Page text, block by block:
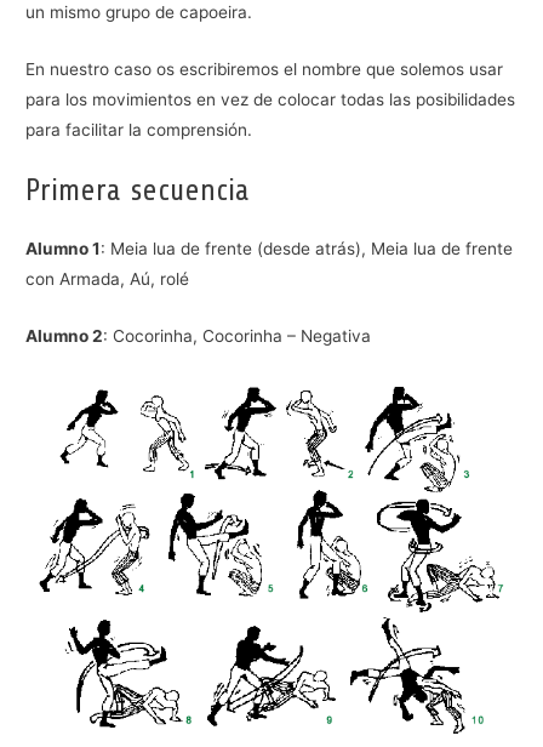
un mismo grupo de capoeira.
En nuestro caso os escribiremos el nombre que solemos usar
para los movimientos en vez de colocar todas las posibilidades
para facilitar la comprensión.
Primera secuencia
Alumno 1: Meia lua de frente (desde atrás), Meia lua de frente
con Armada, Aú, rolé
Alumno 2: Cocorinha, Cocorinha – Negativa